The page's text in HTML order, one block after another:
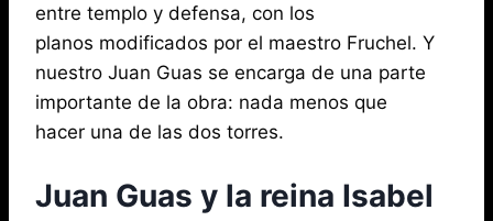
entre templo y defensa, con los
planos modificados por el maestro Fruchel. Y
nuestro Juan Guas se encarga de una parte
importante de la obra: nada menos que
hacer una de las dos torres.
Juan Guas y la reina Isabel